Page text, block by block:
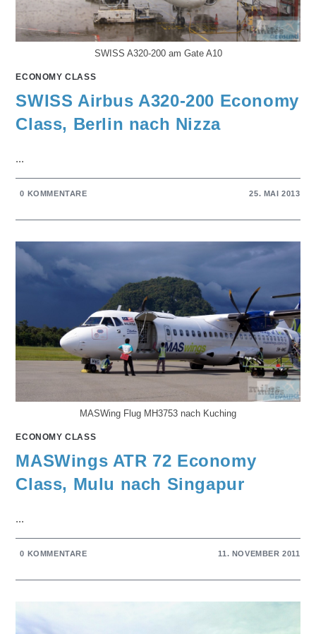
SWISS A320-200 am Gate A10
ECONOMY CLASS
SWISS Airbus A320-200 Economy
Class, Berlin nach Nizza
...
0 KOMMENTARE 25. MAI 2013
MASWing Flug MH3753 nach Kuching
ECONOMY CLASS
MASWings ATR 72 Economy
Class, Mulu nach Singapur
...
0 KOMMENTARE 11. NOVEMBER 2011